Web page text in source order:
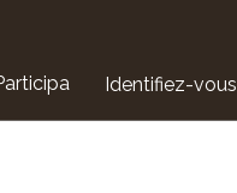
Identifiez-vous